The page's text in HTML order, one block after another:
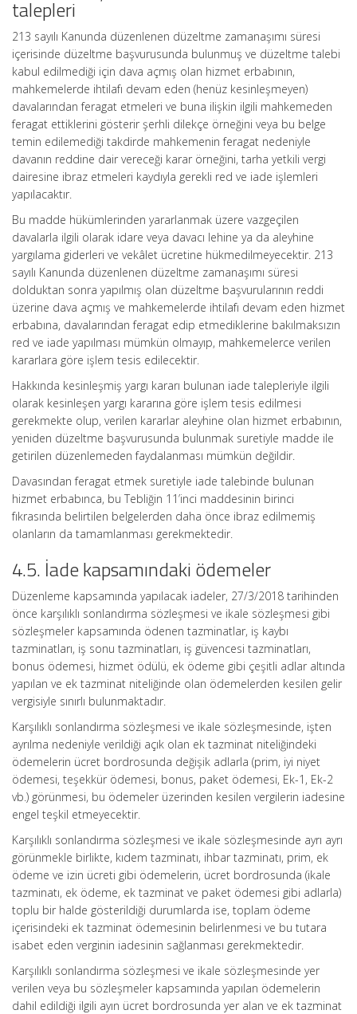
talepleri
213 sayılı Kanunda düzenlenen düzeltme zamanaşımı süresi
içerisinde düzeltme başvurusunda bulunmuş ve düzeltme talebi
kabul edilmediği için dava açmış olan hizmet erbabının,
mahkemelerde ihtilafı devam eden (henüz kesinleşmeyen)
davalarından feragat etmeleri ve buna ilişkin ilgili mahkemeden
feragat ettiklerini gösterir şerhli dilekçe örneğini veya bu belge
temin edilemediği takdirde mahkemenin feragat nedeniyle
davanın reddine dair vereceği karar örneğini, tarha yetkili vergi
dairesine ibraz etmeleri kaydıyla gerekli red ve iade işlemleri
yapılacaktır.
Bu madde hükümlerinden yararlanmak üzere vazgeçilen
davalarla ilgili olarak idare veya davacı lehine ya da aleyhine
yargılama giderleri ve vekâlet ücretine hükmedilmeyecektir. 213
sayılı Kanunda düzenlenen düzeltme zamanaşımı süresi
dolduktan sonra yapılmış olan düzeltme başvurularının reddi
üzerine dava açmış ve mahkemelerde ihtilafı devam eden hizmet
erbabına, davalarından feragat edip etmediklerine bakılmaksızın
red ve iade yapılması mümkün olmayıp, mahkemelerce verilen
kararlara göre işlem tesis edilecektir.
Hakkında kesinleşmiş yargı kararı bulunan iade talepleriyle ilgili
olarak kesinleşen yargı kararına göre işlem tesis edilmesi
gerekmekte olup, verilen kararlar aleyhine olan hizmet erbabının,
yeniden düzeltme başvurusunda bulunmak suretiyle madde ile
getirilen düzenlemeden faydalanması mümkün değildir.
Davasından feragat etmek suretiyle iade talebinde bulunan
hizmet erbabınca, bu Tebliğin 11’inci maddesinin birinci
fıkrasında belirtilen belgelerden daha önce ibraz edilmemiş
olanların da tamamlanması gerekmektedir.
4.5. İade kapsamındaki ödemeler
Düzenleme kapsamında yapılacak iadeler, 27/3/2018 tarihinden
önce karşılıklı sonlandırma sözleşmesi ve ikale sözleşmesi gibi
sözleşmeler kapsamında ödenen tazminatlar, iş kaybı
tazminatları, iş sonu tazminatları, iş güvencesi tazminatları,
bonus ödemesi, hizmet ödülü, ek ödeme gibi çeşitli adlar altında
yapılan ve ek tazminat niteliğinde olan ödemelerden kesilen gelir
vergisiyle sınırlı bulunmaktadır.
Karşılıklı sonlandırma sözleşmesi ve ikale sözleşmesinde, işten
ayrılma nedeniyle verildiği açık olan ek tazminat niteliğindeki
ödemelerin ücret bordrosunda değişik adlarla (prim, iyi niyet
ödemesi, teşekkür ödemesi, bonus, paket ödemesi, Ek-1, Ek-2
vb.) görünmesi, bu ödemeler üzerinden kesilen vergilerin iadesine
engel teşkil etmeyecektir.
Karşılıklı sonlandırma sözleşmesi ve ikale sözleşmesinde ayrı ayrı
görünmekle birlikte, kıdem tazminatı, ihbar tazminatı, prim, ek
ödeme ve izin ücreti gibi ödemelerin, ücret bordrosunda (ikale
tazminatı, ek ödeme, ek tazminat ve paket ödemesi gibi adlarla)
toplu bir halde gösterildiği durumlarda ise, toplam ödeme
içerisindeki ek tazminat ödemesinin belirlenmesi ve bu tutara
isabet eden verginin iadesinin sağlanması gerekmektedir.
Karşılıklı sonlandırma sözleşmesi ve ikale sözleşmesinde yer
verilen veya bu sözleşmeler kapsamında yapılan ödemelerin
dahil edildiği ilgili ayın ücret bordrosunda yer alan ve ek tazminat